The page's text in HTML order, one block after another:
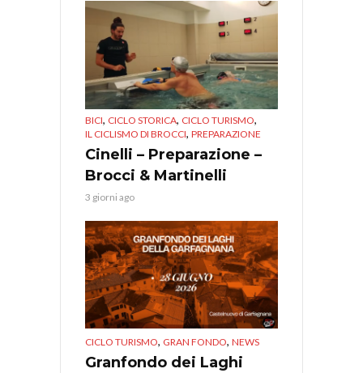
BICI, CICLO STORICA, CICLO TURISMO,
IL CICLISMO DI BROCCI, PREPARAZIONE
Cinelli – Preparazione –
Brocci & Martinelli
3 giorni ago
CICLO TURISMO, GRAN FONDO, NEWS
Granfondo dei Laghi